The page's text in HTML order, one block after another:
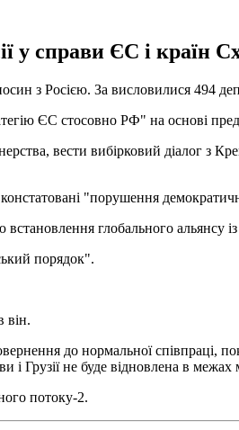
у справи ЄС і країн
з Росією. За висловилися 494
ЄС стосовно РФ" на основі
вести вибірковий діалог з
"порушення
глобального альянсу із
порядок".
він.
до нормальної співпраці,
Грузії не буде відновлена ​​в
потоку-2.